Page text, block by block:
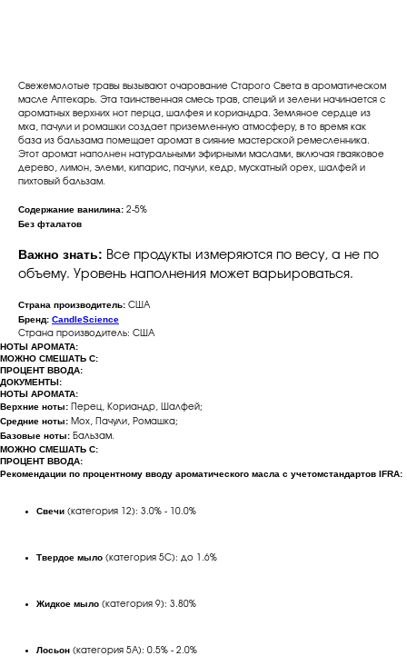
Свежемолотые травы вызывают очарование Старого Света в ароматическом
масле Аптекарь. Эта таинственная смесь трав, специй и зелени начинается с
ароматных верхних нот перца, шалфея и кориандра. Земляное сердце из
мха, пачули и ромашки создает приземленную атмосферу, в то время как
база из бальзама помещает аромат в сияние мастерской ремесленника.
Этот аромат наполнен натуральными эфирными маслами, включая гваяковое
дерево, лимон, элеми, кипарис, пачули, кедр, мускатный орех, шалфей и
пихтовый бальзам.
Содержание ванилина: 2-5%
Без фталатов
Важно знать: Все продукты измеряются по весу, а не по
объему. Уровень наполнения может варьироваться.
Страна производитель: США
Бренд: CandleScience
Страна производитель: США
НОТЫ АРОМАТА:
МОЖНО СМЕШАТЬ С:
ПРОЦЕНТ ВВОДА:
ДОКУМЕНТЫ:
НОТЫ АРОМАТА:
Верхние ноты: Перец, Кориандр, Шалфей;
Средние ноты: Мох, Пачули, Ромашка;
Базовые ноты: Бальзам.
МОЖНО СМЕШАТЬ С:
ПРОЦЕНТ ВВОДА:
Рекомендации по процентному вводу ароматического масла с учетомстандартов IFRA:
Свечи (категория 12): 3.0% - 10.0%
Твердое мыло (категория 5C): до 1.6%
Жидкое мыло (категория 9): 3.80%
Лосьон (категория 5A): 0.5% - 2.0%